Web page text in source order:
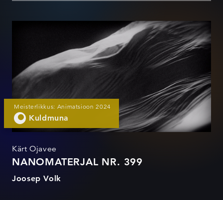
NANOMATERJAL NR. 399
Meisterlikkus: Animatsioon 2024
Kuldmuna
Kärt Ojavee
NANOMATERJAL NR. 399
Joosep Volk